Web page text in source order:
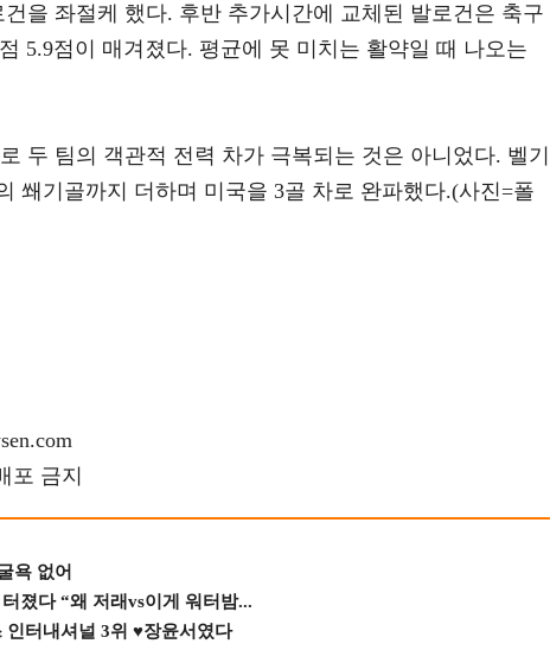
을 좌절케 했다. 후반 추가시간에 교체된 발로건은 축구
5.9점이 매겨졌다. 평균에 못 미치는 활약일 때 나오는
두 팀의 객관적 전력 차가 극복되는 것은 아니었다. 벨기
쐐기골까지 더하며 미국을 3골 차로 완파했다.(사진=폴
포 금지
욕 없어
졌다 “왜 저래vs이게 워터밤...
인터내셔널 3위 ♥장윤서였다